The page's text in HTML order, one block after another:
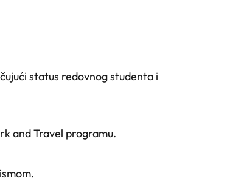
status redovnog studenta i
and Travel programu.